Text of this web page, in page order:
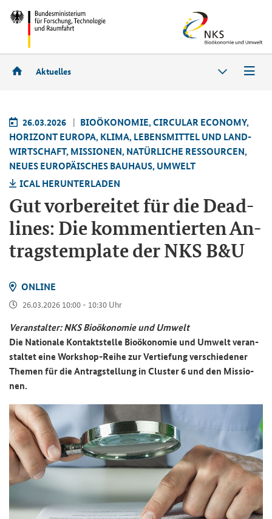
Aktuelles
26.03.2026
BIO­ÖKO­NO­MIE, CIR­CU­LAR ECO­NO­MY,
HO­RI­ZONT EU­RO­PA, KLIMA, LE­BENS­MIT­TEL UND LAND­
WIRT­SCHAFT, MIS­SIO­NEN, NA­TÜR­LI­CHE RES­SOUR­CEN,
NEUES EU­RO­PÄI­SCHES BAU­HAUS, UM­WELT
ICAL HER­UN­TER­LA­DEN
Gut vor­be­rei­tet für die Dead­
lines: Die kom­men­tier­ten An­
trags­tem­pla­te der NKS B&U
ON­LINE
26.03.2026 10:00 - 10:30 Uhr
Ver­an­stal­ter: NKS Bio­öko­no­mie und Um­welt
Die Na­tio­na­le Kon­takt­stel­le Bio­öko­no­mie und Um­welt ver­an­
stal­tet eine Workshop-​Reihe zur Ver­tie­fung ver­schie­de­ner
The­men für die An­trag­stel­lung in Clus­ter 6 und den Mis­sio­
nen.